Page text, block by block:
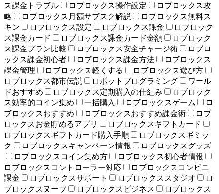
ス課金トラブル
ロブロックス操作設定
ロブロックス攻
略
ロブロックス月額サブスク解説
ロブロックス無料ス
キン
ロブロックス設定 ロブロックス課金
ロブロック
ス課金カード
ロブロックス課金カード金額
ロブロック
ス課金プラン比較
ロブロックス安全チャージ術
ロブロ
ックス課金初心者
ロブロックス課金方法
ロブロックス
課金管理
ロブロックス軽くする
ロブロックス遊び方
ロブロックス都市伝説
ロボットプログラミング
ワール
ドおすすめ
ロブロックス定期購入の仕組み
ロブロック
ス効率的コイン集め
一括購入 ロブロックスゲーム
ロ
ブロックスおすすめ
ロブロックスおすすめ課金術
ロブ
ロックスお金貯めるアプリ
ロブロックスギフトカード
ロブロックスギフトカード購入手順
ロブロックスギミッ
ク
ロブロックスキャンペーン情報
ロブロックスグッズ
ロブロックスコイン集め方
ロブロックス初心者情報
ロブロックスコントローラー対応
ロブロックスコンビニ
課金
ロブロックスサポート ロブロックススタジオ
ロ
ブロックスヌーブ
ロブロックスビジネス
ロブロックス